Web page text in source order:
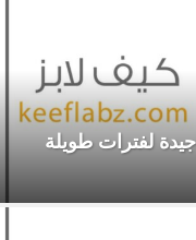
لفترات طويلة